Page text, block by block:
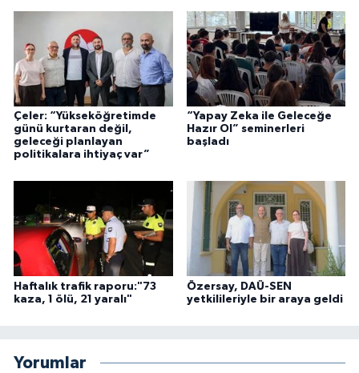
Çeler: “Yükseköğretimde
günü kurtaran değil,
geleceği planlayan
politikalara ihtiyaç var”
“Yapay Zeka ile Geleceğe
Hazır Ol” seminerleri
başladı
Haftalık trafik raporu:"73
kaza, 1 ölü, 21 yaralı"
Özersay, DAÜ-SEN
yetkilileriyle bir araya geldi
Yorumlar